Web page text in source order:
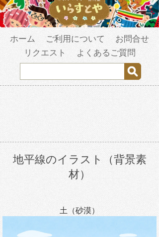
ホーム ご利用について
お問合せ
リクエスト
よくあるご質問
地平線のイラスト（背景素
材）
土（砂漠）